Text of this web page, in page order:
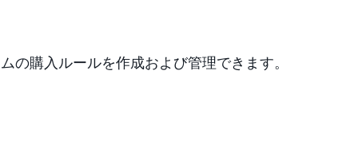
の購入ルールを作成および管理できます。